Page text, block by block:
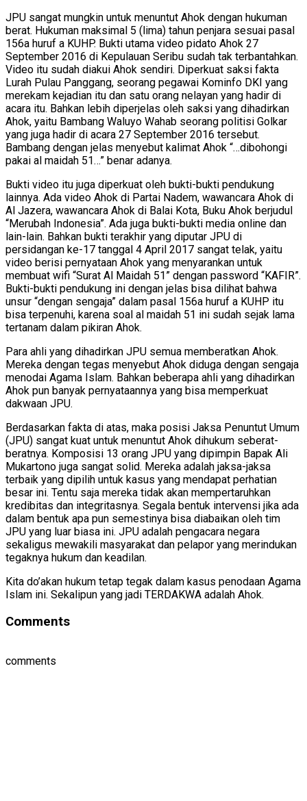
JPU sangat mungkin untuk menuntut Ahok dengan hukuman
berat. Hukuman maksimal 5 (lima) tahun penjara sesuai pasal
156a huruf a KUHP. Bukti utama video pidato Ahok 27
September 2016 di Kepulauan Seribu sudah tak terbantahkan.
Video itu sudah diakui Ahok sendiri. Diperkuat saksi fakta
Lurah Pulau Panggang, seorang pegawai Kominfo DKI yang
merekam kejadian itu dan satu orang nelayan yang hadir di
acara itu. Bahkan lebih diperjelas oleh saksi yang dihadirkan
Ahok, yaitu Bambang Waluyo Wahab seorang politisi Golkar
yang juga hadir di acara 27 September 2016 tersebut.
Bambang dengan jelas menyebut kalimat Ahok “…dibohongi
pakai al maidah 51…” benar adanya.
Bukti video itu juga diperkuat oleh bukti-bukti pendukung
lainnya. Ada video Ahok di Partai Nadem, wawancara Ahok di
Al Jazera, wawancara Ahok di Balai Kota, Buku Ahok berjudul
“Merubah Indonesia”. Ada juga bukti-bukti media online dan
lain-lain. Bahkan bukti terakhir yang diputar JPU di
persidangan ke-17 tanggal 4 April 2017 sangat telak, yaitu
video berisi pernyataan Ahok yang menyarankan untuk
membuat wifi “Surat Al Maidah 51” dengan password “KAFIR”.
Bukti-bukti pendukung ini dengan jelas bisa dilihat bahwa
unsur “dengan sengaja” dalam pasal 156a huruf a KUHP itu
bisa terpenuhi, karena soal al maidah 51 ini sudah sejak lama
tertanam dalam pikiran Ahok.
Para ahli yang dihadirkan JPU semua memberatkan Ahok.
Mereka dengan tegas menyebut Ahok diduga dengan sengaja
menodai Agama Islam. Bahkan beberapa ahli yang dihadirkan
Ahok pun banyak pernyataannya yang bisa memperkuat
dakwaan JPU.
Berdasarkan fakta di atas, maka posisi Jaksa Penuntut Umum
(JPU) sangat kuat untuk menuntut Ahok dihukum seberat-
beratnya. Komposisi 13 orang JPU yang dipimpin Bapak Ali
Mukartono juga sangat solid. Mereka adalah jaksa-jaksa
terbaik yang dipilih untuk kasus yang mendapat perhatian
besar ini. Tentu saja mereka tidak akan mempertaruhkan
kredibitas dan integritasnya. Segala bentuk intervensi jika ada
dalam bentuk apa pun semestinya bisa diabaikan oleh tim
JPU yang luar biasa ini. JPU adalah pengacara negara
sekaligus mewakili masyarakat dan pelapor yang merindukan
tegaknya hukum dan keadilan.
Kita do’akan hukum tetap tegak dalam kasus penodaan Agama
Islam ini. Sekalipun yang jadi TERDAKWA adalah Ahok.
Comments
comments